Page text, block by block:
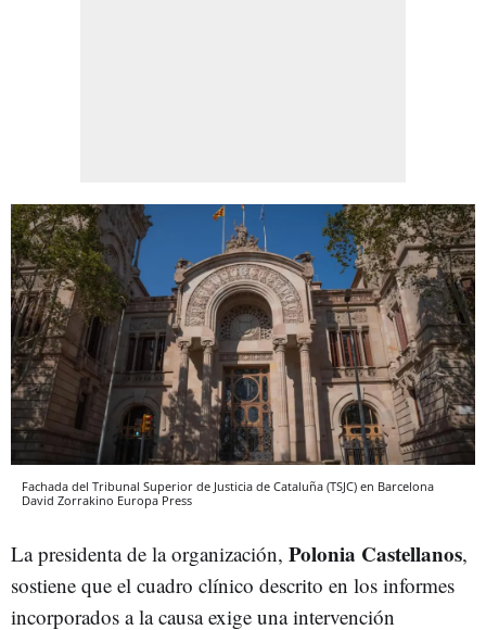
Fachada del Tribunal Superior de Justicia de Cataluña (TSJC) en Barcelona
David Zorrakino Europa Press
La presidenta de la organización, Polonia Castellanos,
sostiene que el cuadro clínico descrito en los informes
incorporados a la causa exige una intervención